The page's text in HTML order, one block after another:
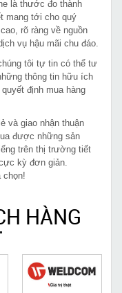
là thước đo thành
mang tới cho quý
rõ ràng về nguồn
vụ hậu mãi chu đáo.
tôi tự tin có thể tư
thông tin hữu ích
định mua hàng
và giao nhận thuận
được những sản
trên thị trường tiết
kỳ đơn giản.
chọn!
HÀNG